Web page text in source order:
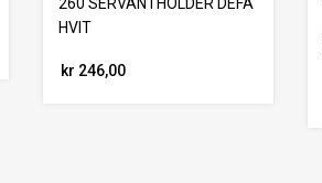
HVIT
kr 246,00